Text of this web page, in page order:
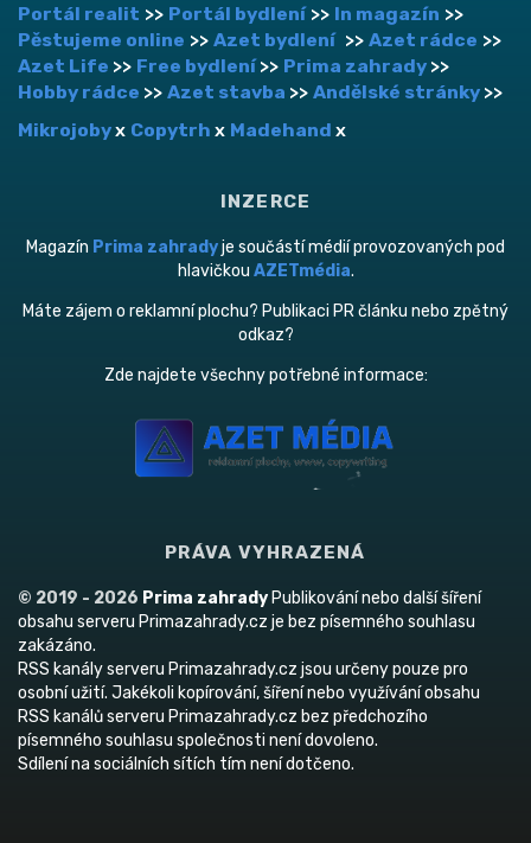
Portál realit >> Portál bydlení>> In magazín >>
Pěstujeme online >> Azet bydlení >> Azet rádce >>
Azet Life >> Free bydlení>> Prima zahrady >>
Hobby rádce >> Azet stavba >> Andělské stránky >>
Mikrojobyx Copytrh x Madehand x
INZERCE
Magazín Prima zahradyje součástí médií provozovaných pod
hlavičkou AZETmédia.
Máte zájem o reklamní plochu? Publikaci PR článku nebo zpětný
odkaz?
Zde najdete všechny potřebné informace:
PRÁVA VYHRAZENÁ
© 2019 - 2026 Prima zahrady Publikování nebo další šíření
obsahu serveru Primazahrady.cz je bez písemného souhlasu
zakázáno.
RSS kanály serveru Primazahrady.cz jsou určeny pouze pro
osobní užití. Jakékoli kopírování, šíření nebo využívání obsahu
RSS kanálů serveru Primazahrady.cz bez předchozího
písemného souhlasu společnosti není dovoleno.
Sdílení na sociálních sítích tím není dotčeno.